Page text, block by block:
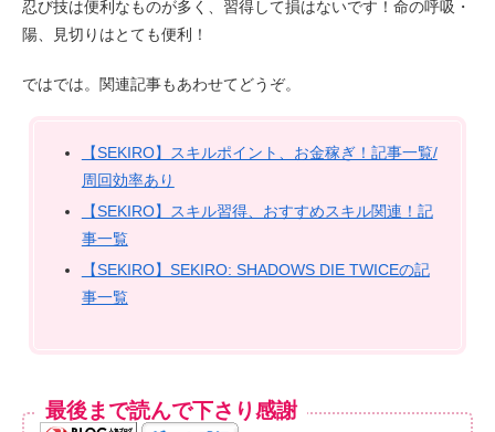
忍び技は便利なものが多く、習得して損はないです！命の呼吸・
陽、見切りはとても便利！
ではでは。関連記事もあわせてどうぞ。
【SEKIRO】スキルポイント、お金稼ぎ！記事一覧/
周回効率あり
【SEKIRO】スキル習得、おすすめスキル関連！記
事一覧
【SEKIRO】SEKIRO: SHADOWS DIE TWICEの記
事一覧
最後まで読んで下さり感謝